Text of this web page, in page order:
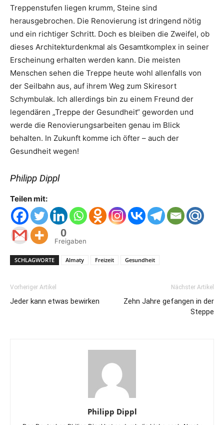
Treppenstufen liegen krumm, Steine sind
herausgebrochen. Die Renovierung ist dringend nötig
und ein richtiger Schritt. Doch es bleiben die Zweifel, ob
dieses Architekturdenkmal als Gesamtkomplex in seiner
Erscheinung erhalten werden kann. Die meisten
Menschen sehen die Treppe heute wohl allenfalls von
der Seilbahn aus, auf ihrem Weg zum Skiresort
Schymbulak. Ich allerdings bin zu einem Freund der
legendären „Treppe der Gesundheit“ geworden und
werde die Renovierungsarbeiten genau im Blick
behalten. In Zukunft komme ich öfter – auch der
Gesundheit wegen!
Philipp Dippl
Teilen mit:
0
Freigaben
SCHLAGWORTE Almaty Freizeit Gesundheit
Vorheriger Artikel
Jeder kann etwas bewirken
Nächster Artikel
Zehn Jahre gefangen in der
Steppe
Philipp Dippl